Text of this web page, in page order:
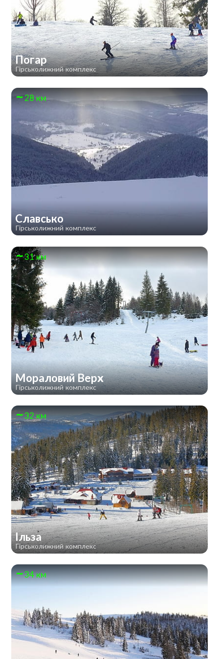
Погар
Гірськолижний комплекс
28 км
Славсько
Гірськолижний комплекс
31 км
Мораловий Верх
Гірськолижний комплекс
32 км
Ільза
Гірськолижний комплекс
34 км